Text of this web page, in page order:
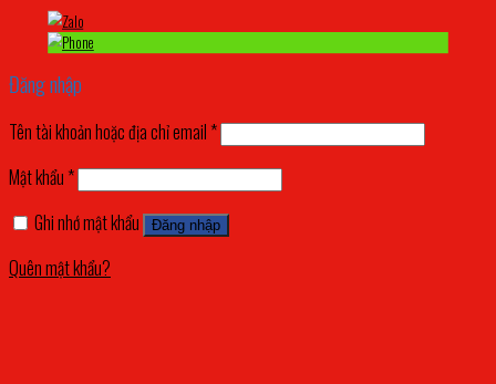
Đăng nhập
Tên tài khoản hoặc địa chỉ email *
Mật khẩu *
Ghi nhớ mật khẩu
Đăng nhập
Quên mật khẩu?